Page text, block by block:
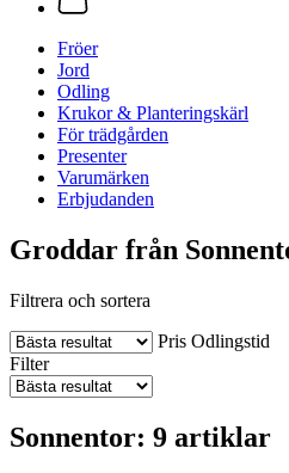
Fröer
Jord
Odling
Krukor & Planteringskärl
För trädgården
Presenter
Varumärken
Erbjudanden
Groddar från
Filtrera och sortera
Pris Odlingstid
Filter
Sonnentor: 9 artiklar